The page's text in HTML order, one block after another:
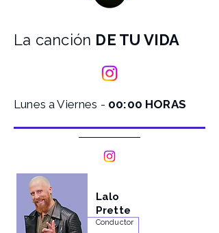
La canción DE TU VIDA
Lunes a Viernes - 00:00 HORAS
Lalo
Prette
Conductor